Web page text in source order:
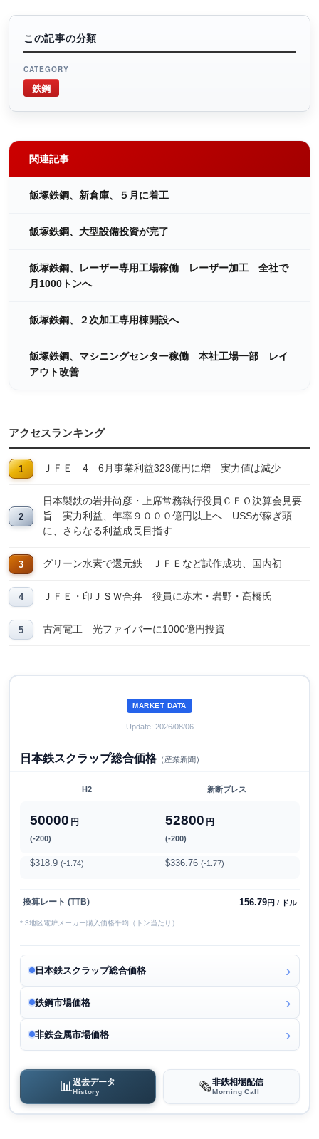
この記事の分類
CATEGORY
鉄鋼
関連記事
飯塚鉄鋼、新倉庫、５月に着工
飯塚鉄鋼、大型設備投資が完了
飯塚鉄鋼、レーザー専用工場稼働 レーザー加工 全社で
月1000トンへ
飯塚鉄鋼、２次加工専用棟開設へ
飯塚鉄鋼、マシニングセンター稼働 本社工場一部 レイ
アウト改善
アクセスランキング
ＪＦＥ 4―6月事業利益323億円に増 実力値は減少
日本製鉄の岩井尚彦・上席常務執行役員ＣＦＯ決算会見要
旨 実力利益、年率９０００億円以上へ USSが稼ぎ頭
に、さらなる利益成長目指す
グリーン水素で還元鉄 ＪＦＥなど試作成功、国内初
ＪＦＥ・印ＪＳＷ合弁 役員に赤木・岩野・髙橋氏
古河電工 光ファイバーに1000億円投資
MARKET DATA
Update: 2026/08/06
日本鉄スクラップ総合価格（産業新聞）
H2 新断プレス
50000 円
(-200)
52800 円
(-200)
$318.9 (-1.74) $336.76 (-1.77)
換算レート (TTB) 156.79円 / ドル
* 3地区電炉メーカー購入価格平均（トン当たり）
日本鉄スクラップ総合価格
鉄鋼市場価格
非鉄金属市場価格
📊過去データ
History 🗞️非鉄相場配信
Morning Call